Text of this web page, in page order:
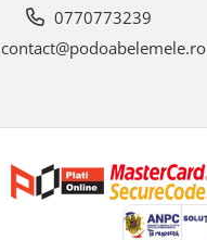
0770773239
contact@podoabelemele.ro